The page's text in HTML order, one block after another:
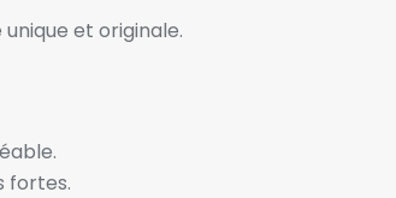
et originale.
fortes.